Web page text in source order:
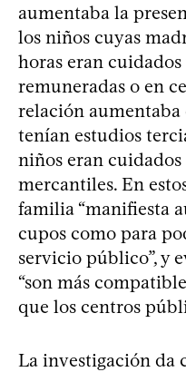
aumentaba la
los niños cuyas
horas eran
remuneradas o en
relación aumentaba
tenían estudios
niños eran cuidados
mercantiles. En
familia “manifiesta
cupos como para
servicio público”, y
“son más
que los centros
La investigación da